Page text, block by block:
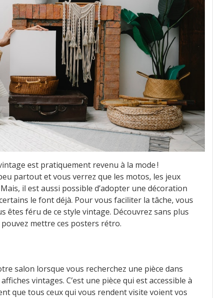
est pratiquement revenu à la mode !
partout et vous verrez que les motos, les jeux
il est aussi possible d’adopter une décoration
le font déjà. Pour vous faciliter la tâche, vous
êtes féru de ce style vintage. Découvrez sans plus
mettre ces posters rétro.
salon lorsque vous recherchez une pièce dans
vintages. C’est une pièce qui est accessible à
que tous ceux qui vous rendent visite voient vos